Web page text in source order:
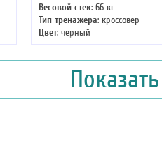
Весовой стек: 66 кг
Тип тренажера: кроссовер
Цвет: черный